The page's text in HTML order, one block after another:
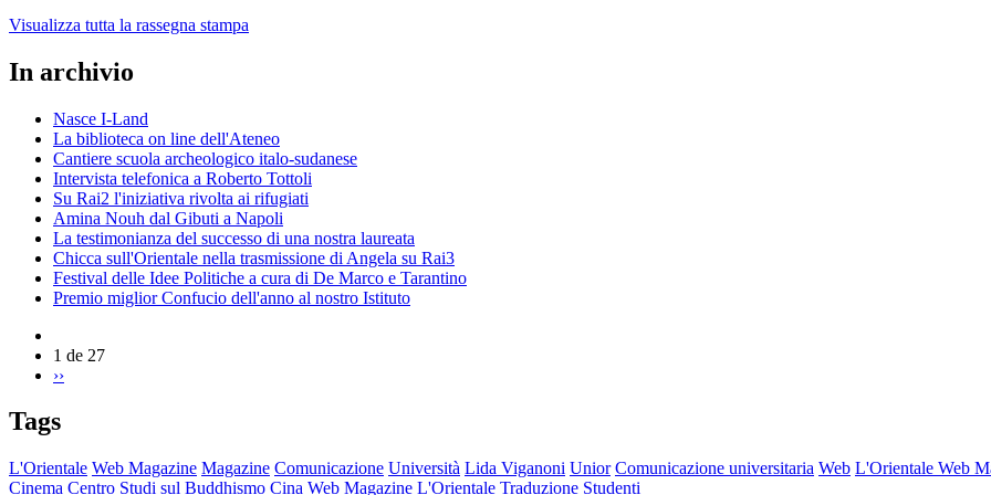
Visualizza tutta la rassegna stampa
In archivio
Nasce I-Land
La biblioteca on line dell'Ateneo
Cantiere scuola archeologico italo-sudanese
Intervista telefonica a Roberto Tottoli
Su Rai2 l'iniziativa rivolta ai rifugiati
Amina Nouh dal Gibuti a Napoli
La testimonianza del successo di una nostra laureata
Chicca sull'Orientale nella trasmissione di Angela su Rai3
Festival delle Idee Politiche a cura di De Marco e Tarantino
Premio miglior Confucio dell'anno al nostro Istituto
1 de 27
››
Tags
L'Orientale Web Magazine Magazine Comunicazione Università Lida Viganoni Unior Comunicazione universitaria Web L'Orientale Web
Cinema Centro Studi sul Buddhismo Cina Web Magazine L'Orientale Traduzione Studenti